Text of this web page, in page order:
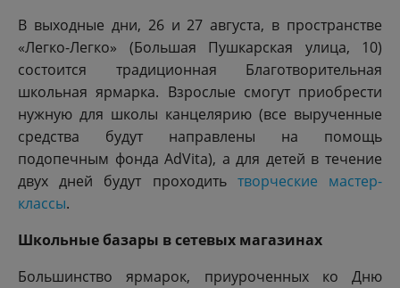
В выходные дни, 26 и 27 августа, в пространстве
«Легко-Легко» (Большая Пушкарская улица, 10)
состоится традиционная Благотворительная
школьная ярмарка. Взрослые смогут приобрести
нужную для школы канцелярию (все вырученные
средства будут направлены на помощь
подопечным фонда AdVita), а для детей в течение
двух дней будут проходить творческие мастер-
классы.
Школьные базары в сетевых магазинах
Большинство ярмарок, приуроченных ко Дню